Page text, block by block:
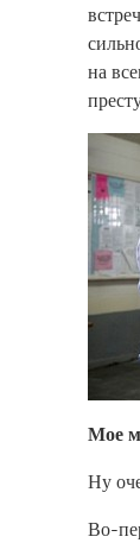
на
Мое
Ну
Во-